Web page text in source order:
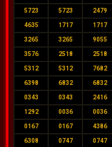
5723 5723 2479
4635 1717 1717
3265 3265 9055
3576 2518 2518
5312 5312 7682
6398 6832 6832
0343 0343 2416
1292 0036 0036
0167 0167 4386
6308 0747 0747